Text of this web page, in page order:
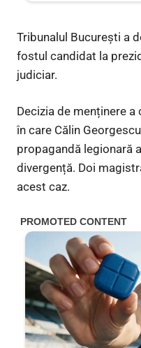
Tribunalul București a
fostul candidat la
judiciar.
Decizia de menținere
în care Călin
propagandă legionară
divergență. Doi
acest caz.